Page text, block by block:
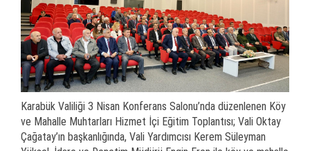
Karabük Valiliği 3 Nisan Konferans Salonu’nda düzenlenen Köy
ve Mahalle Muhtarları Hizmet İçi Eğitim Toplantısı; Vali Oktay
Çağatay’ın başkanlığında, Vali Yardımcısı Kerem Süleyman